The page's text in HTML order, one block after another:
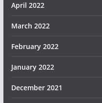
April 2022
March 2022
February 2022
January 2022
December 2021